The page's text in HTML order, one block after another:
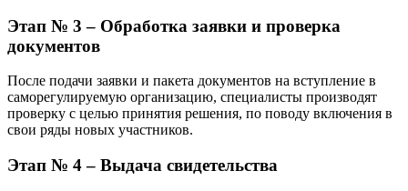
Этап № 3 – Обработка заявки и проверка
документов
После подачи заявки и пакета документов на вступление в
саморегулируемую организацию, специалисты производят
проверку с целью принятия решения, по поводу включения в
свои ряды новых участников.
Этап № 4 – Выдача свидетельства